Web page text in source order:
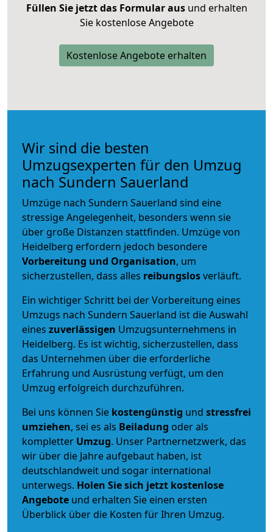
Füllen Sie jetzt das Formular ausund erhalten
Sie kostenlose Angebote
Kostenlose Angebote erhalten
Wir sind die besten
Umzugsexperten für den Umzug
nach Sundern Sauerland
Umzüge nach Sundern Sauerland sind eine
stressige Angelegenheit, besonders wenn sie
über große Distanzen stattfinden. Umzüge von
Heidelberg erfordern jedoch besondere
Vorbereitung und Organisation, um
sicherzustellen, dass alles reibungslosverläuft.
Ein wichtiger Schritt bei der Vorbereitung eines
Umzugs nach Sundern Sauerland ist die Auswahl
eines zuverlässigen Umzugsunternehmens in
Heidelberg. Es ist wichtig, sicherzustellen, dass
das Unternehmen über die erforderliche
Erfahrung und Ausrüstung verfügt, um den
Umzug erfolgreich durchzuführen.
Bei uns können Sie kostengünstig und stressfrei
umziehen, sei es als Beiladung oder als
kompletter Umzug. Unser Partnernetzwerk, das
wir über die Jahre aufgebaut haben, ist
deutschlandweit und sogar international
unterwegs. Holen Sie sich jetzt kostenlose
Angebote und erhalten Sie einen ersten
Überblick über die Kosten für Ihren Umzug.